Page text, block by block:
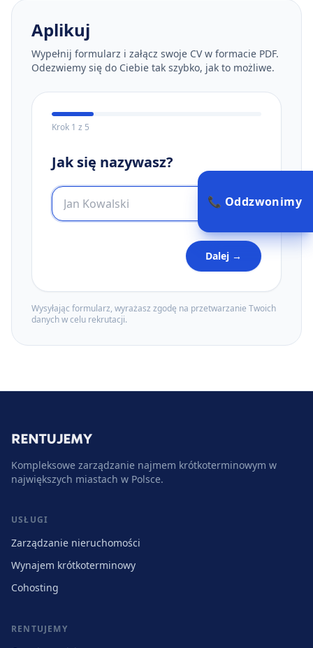
Aplikuj
Wypełnij formularz i załącz swoje CV w formacie PDF.
Odezwiemy się do Ciebie tak szybko, jak to możliwe.
Krok 1 z 5
Jak się nazywasz?
Dalej →
Wysyłając formularz, wyrażasz zgodę na przetwarzanie Twoich
danych w celu rekrutacji.
Kompleksowe zarządzanie najmem krótkoterminowym w
największych miastach w Polsce.
USŁUGI
Zarządzanie nieruchomości
Wynajem krótkoterminowy
Cohosting
RENTUJEMY
📞 Oddzwonimy